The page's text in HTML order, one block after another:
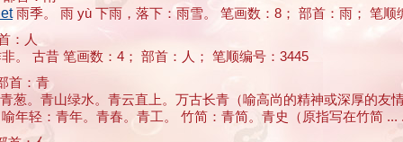
雨季。 雨 yù 下雨，落下：雨雪。 笔画数：8； 部首：雨； 笔顺
：人
。 古昔 笔画数：4； 部首：人； 笔顺编号：3445
首：青
葱。青山绿水。青云直上。万古长青（喻高尚的精神或深厚的友
年轻：青年。青春。青工。 竹简：青简。青史（原指写在竹简 ...